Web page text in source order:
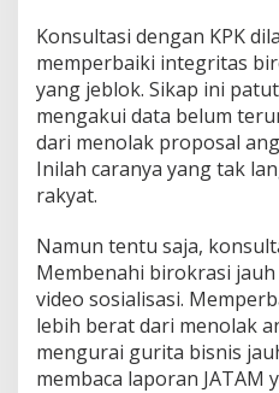
Konsultasi dengan KPK
memperbaiki integritas
yang jeblok. Sikap ini
mengakui data belum
dari menolak proposal
Inilah caranya yang tak
rakyat.
Namun tentu saja,
Membenahi birokrasi
video sosialisasi.
lebih berat dari menolak
mengurai gurita bisnis
membaca laporan JATAM